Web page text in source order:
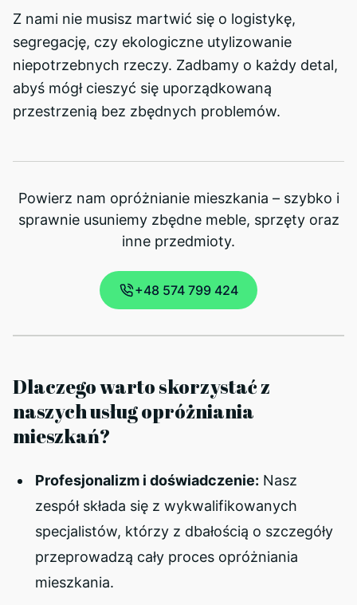
Z nami nie musisz martwić się o logistykę,
segregację, czy ekologiczne utylizowanie
niepotrzebnych rzeczy. Zadbamy o każdy detal,
abyś mógł cieszyć się uporządkowaną
przestrzenią bez zbędnych problemów.
Powierz nam opróżnianie mieszkania – szybko i
sprawnie usuniemy zbędne meble, sprzęty oraz
inne przedmioty.
+48 574 799 424
Dlaczego warto skorzystać z
naszych usług opróżniania
mieszkań?
Profesjonalizm i doświadczenie: Nasz
zespół składa się z wykwalifikowanych
specjalistów, którzy z dbałością o szczegóły
przeprowadzą cały proces opróżniania
mieszkania.